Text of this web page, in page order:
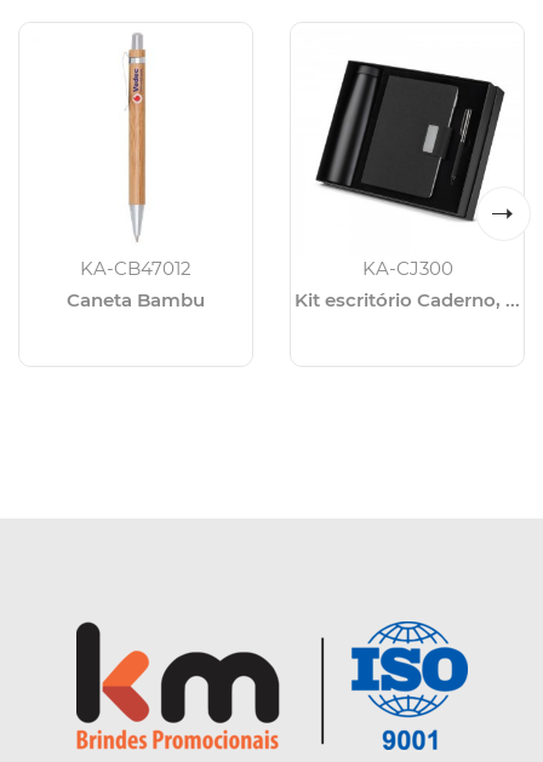
KA-CB47012
Caneta Bambu
KA-CJ300
Kit escritório Caderno, ...